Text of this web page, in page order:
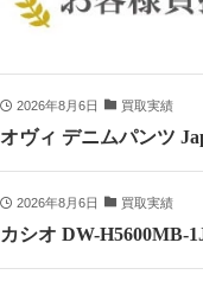
2026年8月6日 買取実績
オヴィ デニムパンツ
2026年8月6日 買取実績
カシオ DW-H5600MB-